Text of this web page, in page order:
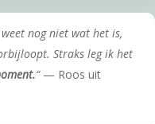
nog niet wat het is,
Straks leg ik het
“— Roos uit